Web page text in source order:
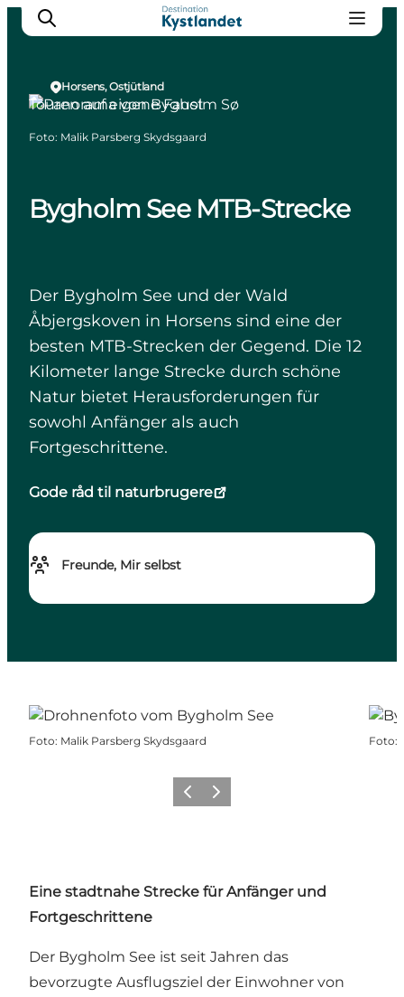
Unterkünfte
Camping
Bygholm See MTB-Strecke
Der Bygholm See und der Wald
Åbjergskoven in Horsens sind eine der
besten MTB-Strecken der Gegend. Die 12
Kilometer lange Strecke durch schöne
Natur bietet Herausforderungen für
sowohl Anfänger als auch
Fortgeschrittene.
Gode råd til naturbrugere
Freunde, Mir selbst
Horsens, Ostjütland
Touren auf eigene Faust
Foto: Malik Parsberg Skydsgaard
Foto: Malik Parsberg Skydsgaard Foto:
ZurückWeiter
Eine stadtnahe Strecke für Anfänger und
Fortgeschrittene
Der Bygholm See ist seit Jahren das
bevorzugte Ausflugsziel der Einwohner von